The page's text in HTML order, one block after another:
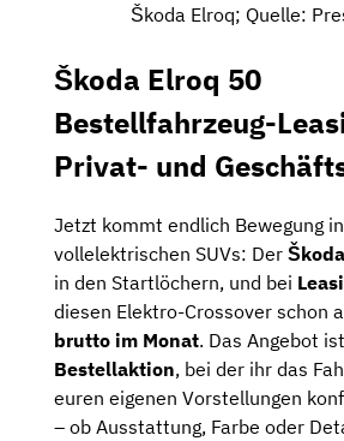
Škoda Elroq; Quelle:
Škoda Elroq 50
Bestellfahrzeug-
Privat- und
Jetzt kommt endlich Bewegung
vollelektrischen SUVs: Der
in den Startlöchern, und bei
diesen Elektro-Crossover schon
brutto im Monat. Das Angebot
Bestellaktion, bei der ihr das
euren eigenen Vorstellungen
– ob Ausstattung, Farbe oder